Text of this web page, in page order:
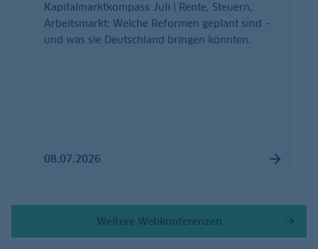
Kapitalmarktkompass Juli | Rente, Steuern,
Arbeitsmarkt: Welche Reformen geplant sind –
und was sie Deutschland bringen könnten.
08.07.2026
Weitere Webkonferenzen